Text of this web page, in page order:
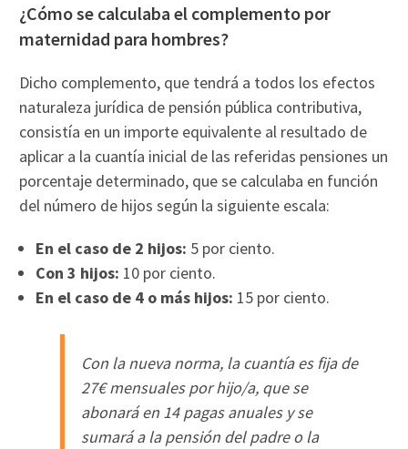
¿Cómo se calculaba el complemento por
maternidad para hombres?
Dicho complemento, que tendrá a todos los efectos
naturaleza jurídica de pensión pública contributiva,
consistía en un importe equivalente al resultado de
aplicar a la cuantía inicial de las referidas pensiones un
porcentaje determinado, que se calculaba en función
del número de hijos según la siguiente escala:
En el caso de 2 hijos: 5 por ciento.
Con 3 hijos: 10 por ciento.
En el caso de 4 o más hijos: 15 por ciento.
Con la nueva norma, la cuantía es fija de
27€ mensuales por hijo/a, que se
abonará en 14 pagas anuales y se
sumará a la pensión del padre o la